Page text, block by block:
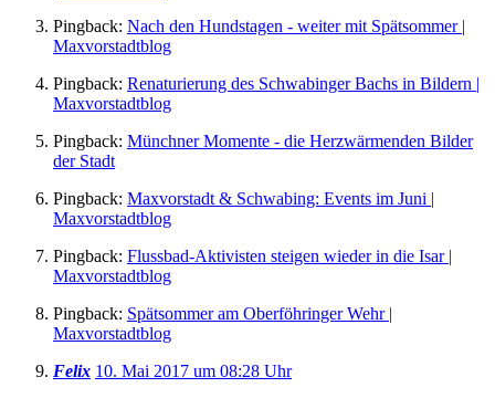
Pingback: Nach den Hundstagen - weiter mit Spätsommer |
Maxvorstadtblog
Pingback: Renaturierung des Schwabinger Bachs in Bildern |
Maxvorstadtblog
Pingback: Münchner Momente - die Herzwärmenden Bilder
der Stadt
Pingback: Maxvorstadt & Schwabing: Events im Juni |
Maxvorstadtblog
Pingback: Flussbad-Aktivisten steigen wieder in die Isar |
Maxvorstadtblog
Pingback: Spätsommer am Oberföhringer Wehr |
Maxvorstadtblog
Felix 10. Mai 2017 um 08:28 Uhr